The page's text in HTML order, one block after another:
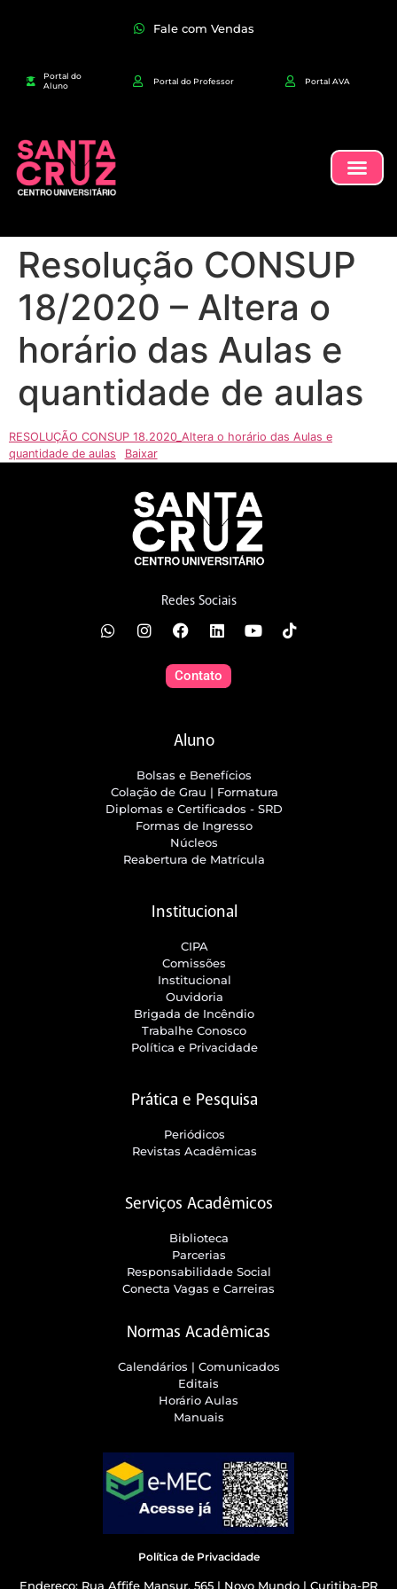
Fale com Vendas
Portal do
Aluno
Portal do Professor Portal AVA
Resolução CONSUP
18/2020 – Altera o
horário das Aulas e
quantidade de aulas
RESOLUÇÃO CONSUP 18.2020_Altera o horário das Aulas e
quantidade de aulas
Baixar
Redes Sociais
Contato
Aluno
Bolsas e Benefícios
Colação de Grau | Formatura
Diplomas e Certificados - SRD
Formas de Ingresso
Núcleos
Reabertura de Matrícula
Institucional
CIPA
Comissões
Institucional
Ouvidoria
Brigada de Incêndio
Trabalhe Conosco
Política e Privacidade
Prática e Pesquisa
Periódicos
Revistas Acadêmicas
Serviços Acadêmicos
Biblioteca
Parcerias
Responsabilidade Social
Conecta Vagas e Carreiras
Normas Acadêmicas
Calendários | Comunicados
Editais
Horário Aulas
Manuais
Política de Privacidade
Endereço: Rua Affife Mansur, 565 | Novo Mundo | Curitiba-PR